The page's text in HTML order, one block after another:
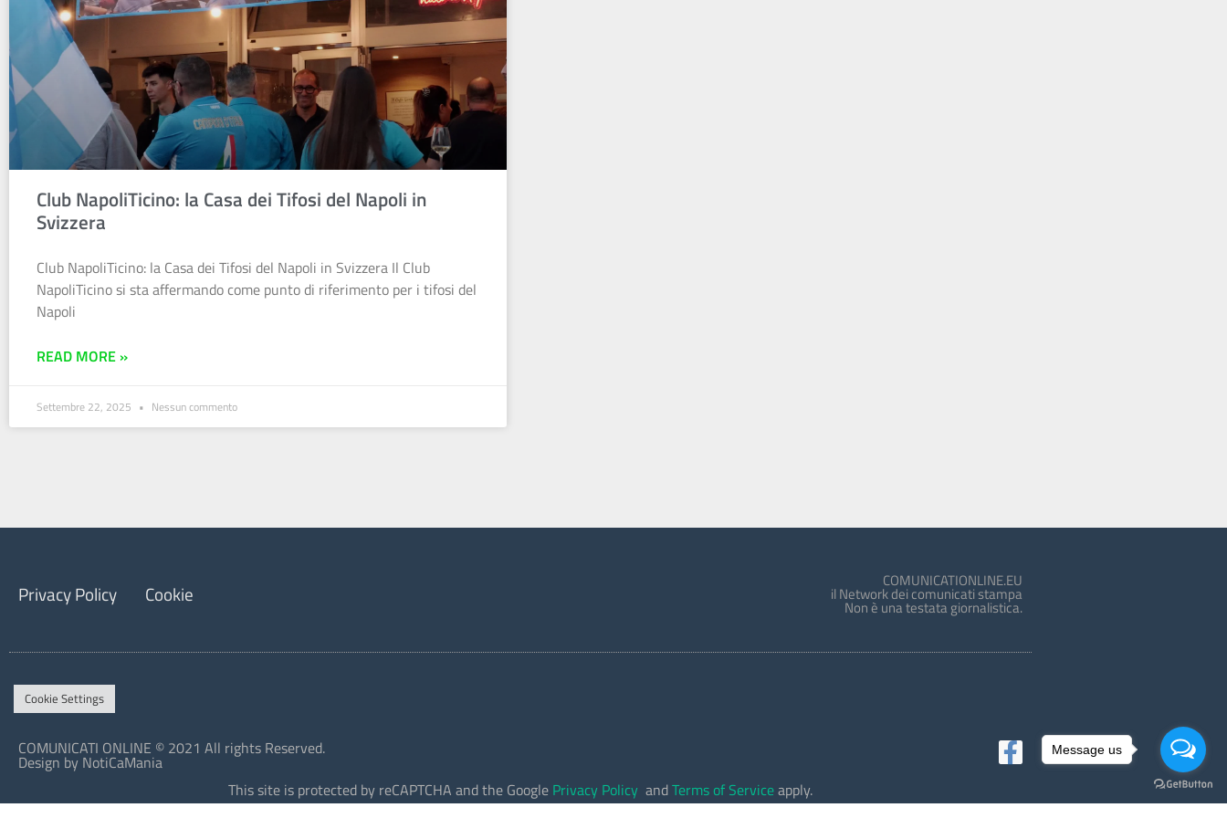
Club NapoliTicino: la Casa dei Tifosi del Napoli in
Svizzera
Club NapoliTicino: la Casa dei Tifosi del Napoli in Svizzera Il Club
NapoliTicino si sta affermando come punto di riferimento per i tifosi del
Napoli
READ MORE »
Settembre 22, 2025 Nessun commento
Privacy Policy Cookie COMUNICATIONLINE.EU
il Network dei comunicati stampa
Non è una testata giornalistica.
Cookie Settings
COMUNICATI ONLINE © 2021 All rights Reserved.
Design by NotiCaMania
This site is protected by reCAPTCHA and the Google Privacy Policy andTerms of Serviceapply.
Message us